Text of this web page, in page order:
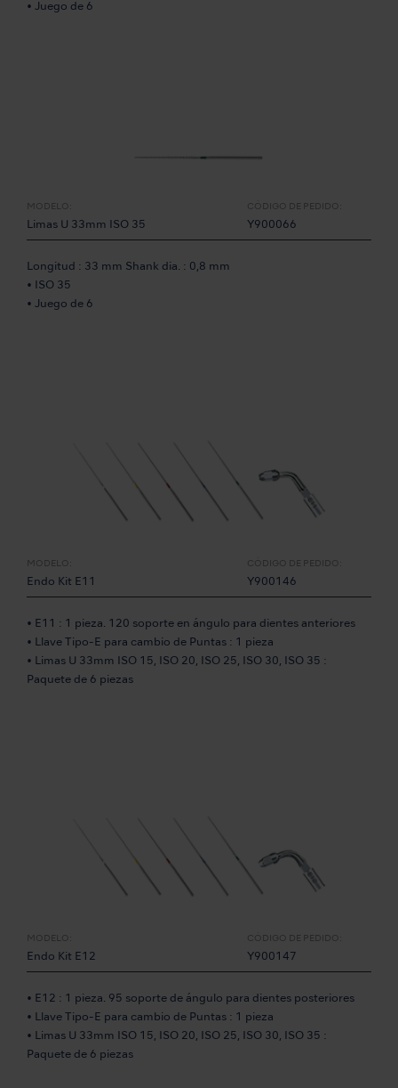
• Juego de 6
MODELO:
Limas U 33mm ISO 35
CÓDIGO DE PEDIDO:
Y900066
Longitud : 33 mm Shank dia. : 0,8 mm
• ISO 35
• Juego de 6
MODELO:
Endo Kit E11
CÓDIGO DE PEDIDO:
Y900146
• E11 : 1 pieza. 120 soporte en ángulo para dientes anteriores
• Llave Tipo-E para cambio de Puntas : 1 pieza
• Limas U 33mm ISO 15, ISO 20, ISO 25, ISO 30, ISO 35 :
Paquete de 6 piezas
MODELO:
Endo Kit E12
CÓDIGO DE PEDIDO:
Y900147
• E12 : 1 pieza. 95 soporte de ángulo para dientes posteriores
• Llave Tipo-E para cambio de Puntas : 1 pieza
• Limas U 33mm ISO 15, ISO 20, ISO 25, ISO 30, ISO 35 :
Paquete de 6 piezas